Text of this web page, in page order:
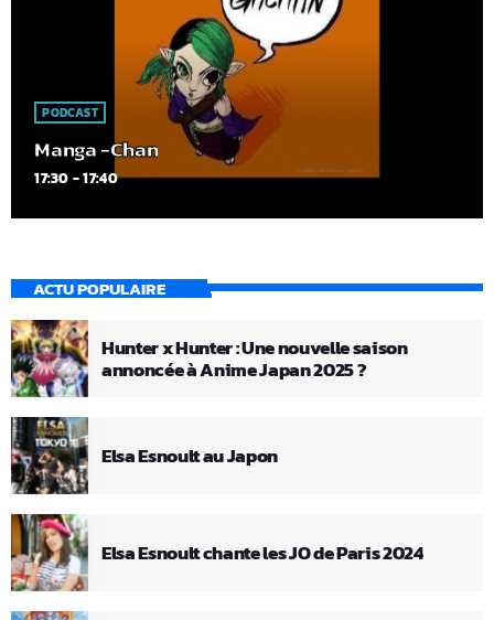
PODCAST
Manga -Chan
17:30 - 17:40
ACTU POPULAIRE
Hunter x Hunter : Une nouvelle saison
annoncée à Anime Japan 2025 ?
Elsa Esnoult au Japon
Elsa Esnoult chante les JO de Paris 2024